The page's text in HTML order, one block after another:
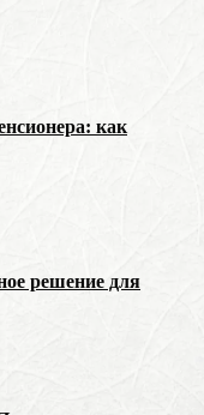
как
решение для